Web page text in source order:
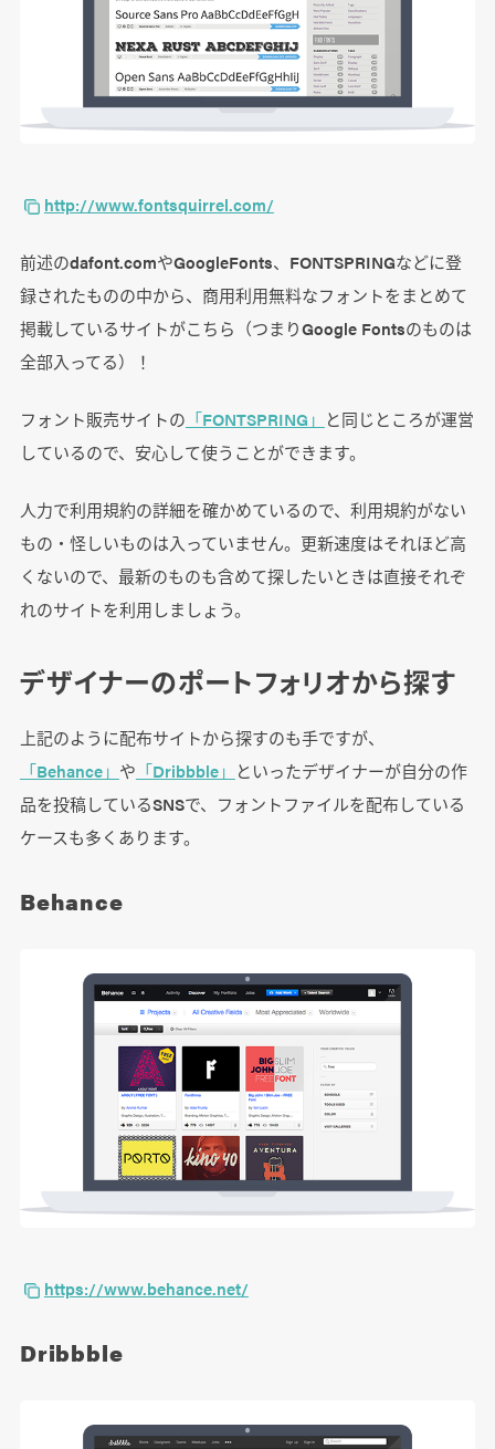
http://www.fontsquirrel.com/
前述のdafont.comやGoogleFonts、FONTSPRINGなどに登
録されたものの中から、商用利用無料なフォントをまとめて
掲載しているサイトがこちら（つまりGoogle Fontsのものは
全部入ってる）！
フォント販売サイトの 「FONTSPRING」 と同じところが運営
しているので、安心して使うことができます。
人力で利用規約の詳細を確かめているので、利用規約がない
もの・怪しいものは入っていません。更新速度はそれほど高
くないので、最新のものも含めて探したいときは直接それぞ
れのサイトを利用しましょう。
デザイナーのポートフォリオから探す
上記のように配布サイトから探すのも手ですが、
「Behance」 や 「Dribbble」 といったデザイナーが自分の作
品を投稿しているSNSで、フォントファイルを配布している
ケースも多くあります。
Behance
https://www.behance.net/
Dribbble